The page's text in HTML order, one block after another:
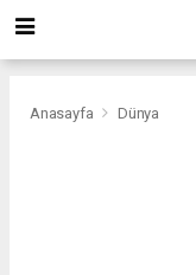
Anasayfa Dünya